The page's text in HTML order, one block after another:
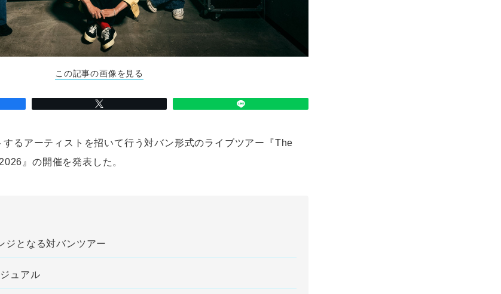
この記事の画像を見る
るアーティストを招いて行う対バン形式のライブツアー『The
』の開催を発表した。
ジとなる対バンツアー
ュアル